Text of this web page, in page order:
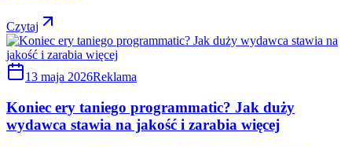
Czytaj
13 maja 2026Reklama
Koniec ery taniego programmatic? Jak duży
wydawca stawia na jakość i zarabia więcej